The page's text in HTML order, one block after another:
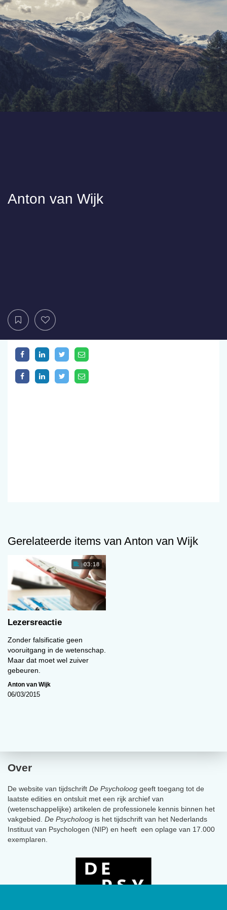
Anton van Wijk
Gerelateerde items van Anton van Wijk
03:18
Lezersreactie
Zonder falsificatie geen
vooruitgang in de wetenschap.
Maar dat moet wel zuiver
gebeuren.
Anton van Wijk
06/03/2015
Over
De website van tijdschrift De Psycholoog geeft toegang tot de
laatste edities en ontsluit met een rijk archief van
(wetenschappelijke) artikelen de professionele kennis binnen het
vakgebied. De Psycholoog is het tijdschrift van het Nederlands
Instituut van Psychologen (NIP) en heeft een oplage van 17.000
exemplaren.